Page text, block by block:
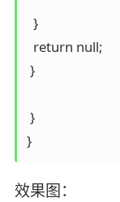
  }
  return null;
}
}
}
效果图：